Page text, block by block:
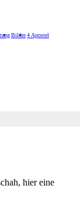
Bilder4 Apostel
hier eine